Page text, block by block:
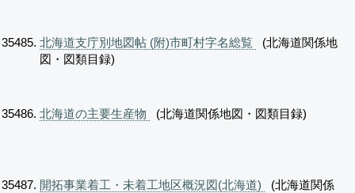
北海道支庁別地図帖 (附)市町村字名総覧
(北海道関係地
図・図類目録)
北海道の主要生産物 (北海道関係地図・図類目録)
開拓事業着工・未着工地区概況図(北海道)
(北海道関係